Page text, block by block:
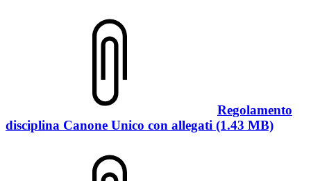
Regolamento
disciplina Canone Unico con allegati (1.43 MB)